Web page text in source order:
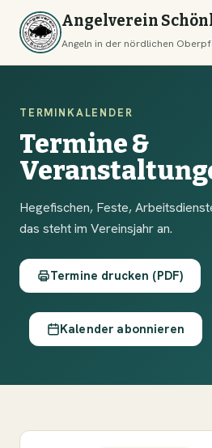
Angelverein
Angeln in der nördlichen
TERMINKALENDER
Termine &
Hegefischen, Feste,
das steht im Vereinsjahr an.
Termine drucken (PDF)
Kalender abonnieren